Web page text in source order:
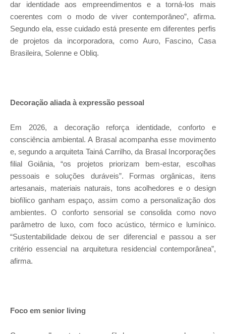
dar identidade aos empreendimentos e a torná-los mais
coerentes com o modo de viver contemporâneo”, afirma.
Segundo ela, esse cuidado está presente em diferentes perfis
de projetos da incorporadora, como Auro, Fascino, Casa
Brasileira, Solenne e Obliq.
Decoração aliada à expressão pessoal
Em 2026, a decoração reforça identidade, conforto e
consciência ambiental. A Brasal acompanha esse movimento
e, segundo a arquiteta Tainá Carrilho, da Brasal Incorporações
filial Goiânia, “os projetos priorizam bem-estar, escolhas
pessoais e soluções duráveis”. Formas orgânicas, itens
artesanais, materiais naturais, tons acolhedores e o design
biofílico ganham espaço, assim como a personalização dos
ambientes. O conforto sensorial se consolida como novo
parâmetro de luxo, com foco acústico, térmico e lumínico.
“Sustentabilidade deixou de ser diferencial e passou a ser
critério essencial na arquitetura residencial contemporânea”,
afirma.
Foco em senior living